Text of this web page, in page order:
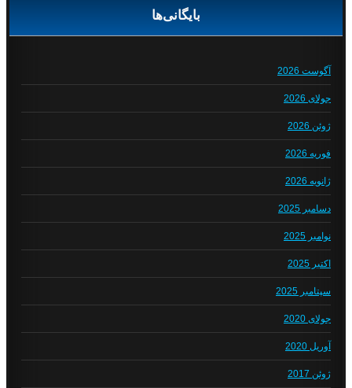
بایگانی‌ها
آگوست 2026
جولای 2026
ژوئن 2026
فوریه 2026
ژانویه 2026
دسامبر 2025
نوامبر 2025
اکتبر 2025
سپتامبر 2025
جولای 2020
آوریل 2020
ژوئن 2017